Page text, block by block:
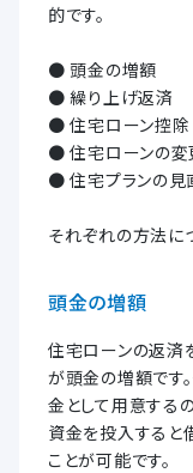
的です。
● 頭金の増額
● 繰り上げ返済
● 住宅ローン控除
● 住宅ローンの変
● 住宅プランの見
それぞれの方法に
頭金の増額
住宅ローンの返済
が頭金の増額です
金として用意する
資金を投入すると
ことが可能です。